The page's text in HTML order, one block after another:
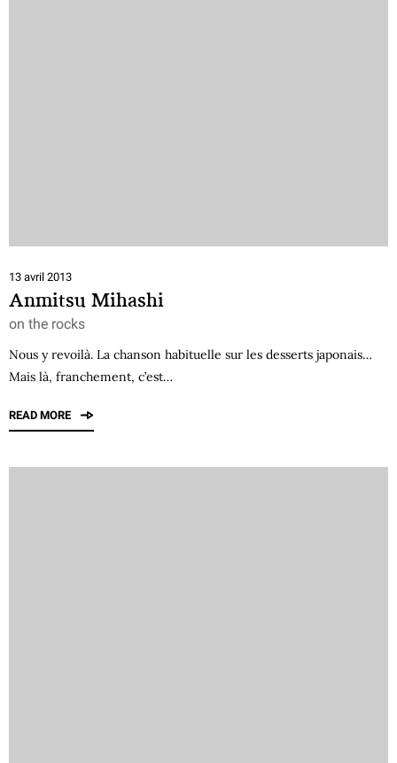
13 avril 2013
Anmitsu Mihashi
on the rocks
Nous y revoilà. La chanson habituelle sur les desserts japonais…
Mais là, franchement, c’est…
READ MORE